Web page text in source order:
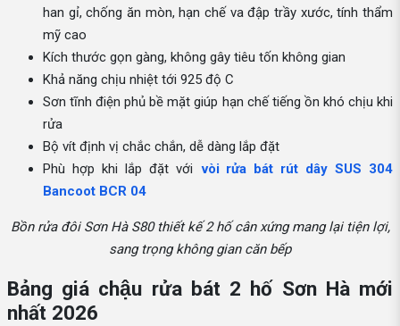
han gỉ, chống ăn mòn, hạn chế va đập trầy xước, tính thẩm
mỹ cao
Kích thước gọn gàng, không gây tiêu tốn không gian
Khả năng chịu nhiệt tới 925 độ C
Sơn tĩnh điện phủ bề mặt giúp hạn chế tiếng ồn khó chịu khi
rửa
Bộ vít định vị chắc chắn, dễ dàng lắp đặt
Phù hợp khi lắp đặt với vòi rửa bát rút dây SUS 304
Bancoot BCR 04
Bồn rửa đôi Sơn Hà S80 thiết kế 2 hố cân xứng mang lại tiện lợi,
sang trọng không gian căn bếp
Bảng giá chậu rửa bát 2 hố Sơn Hà mới
nhất 2026